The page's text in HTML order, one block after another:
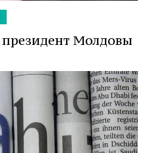
Молдовы